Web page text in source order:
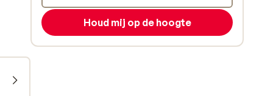
Houd mij op de hoogte